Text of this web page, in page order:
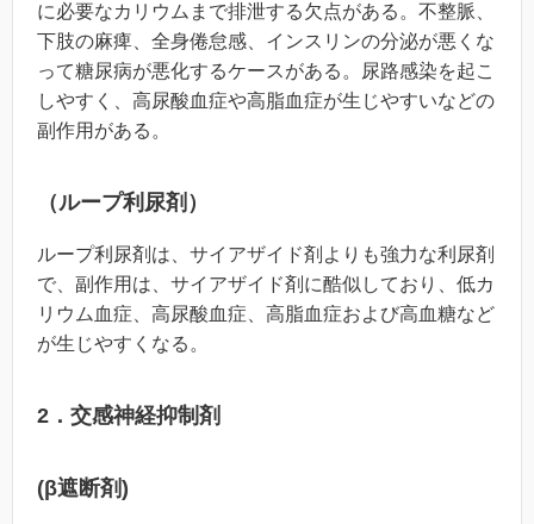
に必要なカリウムまで排泄する欠点がある。不整脈、
下肢の麻痺、全身倦怠感、インスリンの分泌が悪くな
って糖尿病が悪化するケースがある。尿路感染を起こ
しやすく、高尿酸血症や高脂血症が生じやすいなどの
副作用がある。
（ループ利尿剤）
ループ利尿剤は、サイアザイド剤よりも強力な利尿剤
で、副作用は、サイアザイド剤に酷似しており、低カ
リウム血症、高尿酸血症、高脂血症および高血糖など
が生じやすくなる。
2．交感神経抑制剤
(β遮断剤)